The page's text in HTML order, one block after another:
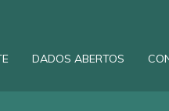
DADOS ABERTOS